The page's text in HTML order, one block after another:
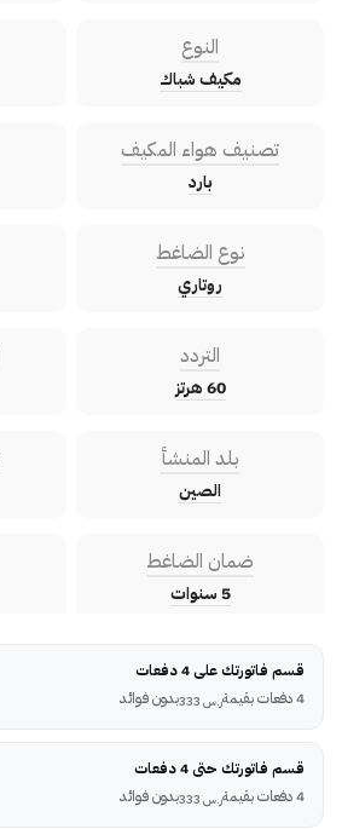
النوع
مكيف شباك
تصنيف هواء المكيف
بارد
نوع الضاغط
روتاري
التردد
60 هرتز
بلد المنشأ
الصين
ضمان الضاغط
5 سنوات
قسم فاتورتك على 4 دفعات
4 دفعات بقيمة
ر.س بدون فوائد
قسم فاتورتك حتى 4 دفعات
4 دفعات بقيمة
ر.س بدون فوائد